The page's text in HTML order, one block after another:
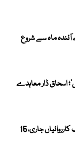
آئندہ ماہ سے شروع
اسحاق ڈار معاہدے
بلوچستان میں دہشت گردوں کے خلاف کارروائیاں جاری، 15